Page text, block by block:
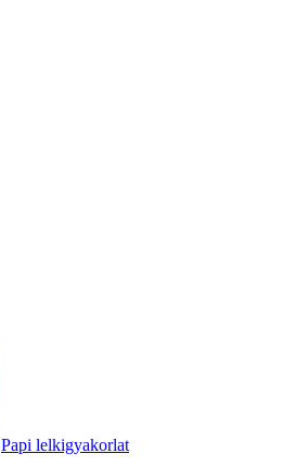
Papi lelkigyakorlat